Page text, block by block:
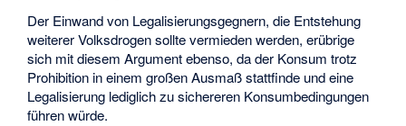
Der Einwand von Legalisierungsgegnern, die Entstehung
weiterer Volksdrogen sollte vermieden werden, erübrige
sich mit diesem Argument ebenso, da der Konsum trotz
Prohibition in einem großen Ausmaß stattfinde und eine
Legalisierung lediglich zu sichereren Konsumbedingungen
führen würde.